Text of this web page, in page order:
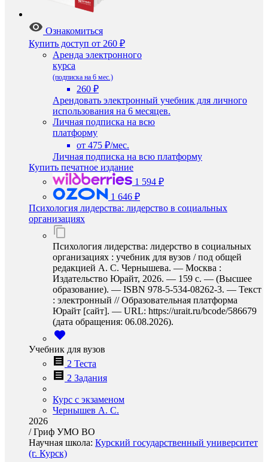
Ознакомиться
Купить доступ от 260 ₽
Аренда электронного
курса
(подписка на 6 мес.)
260 ₽
Арендовать электронный учебник для личного
использования на 6 месяцев.
Личная подписка на всю
платформу
от 475 ₽/мес.
Личная подписка на всю платформу
Купить печатное издание
1 594 ₽
1 646 ₽
Психология лидерства: лидерство в социальных
организациях
Психология лидерства: лидерство в социальных
организациях : учебник для вузов / под общей
редакцией А. С. Чернышева. — Москва :
Издательство Юрайт, 2026. — 159 с. — (Высшее
образование). — ISBN 978-5-534-08262-3. — Текст
: электронный // Образовательная платформа
Юрайт [сайт]. — URL: https://urait.ru/bcode/586679
(дата обращения: 06.08.2026).
Учебник для вузов
2 Теста
2 Задания
Курс с экзаменом
Чернышев А. С.
2026
/Гриф УМО ВО
Научная школа: Курский государственный университет
(г. Курск)